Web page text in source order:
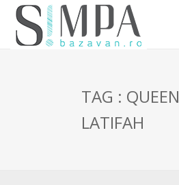
TAG : QUEEN
LATIFAH